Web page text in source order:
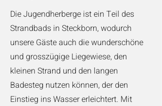
Die Jugendherberge ist ein Teil des
Strandbads in Steckborn, wodurch
unsere Gäste auch die wunderschöne
und grosszügige Liegewiese, den
kleinen Strand und den langen
Badesteg nutzen können, der den
Einstieg ins Wasser erleichtert. Mit